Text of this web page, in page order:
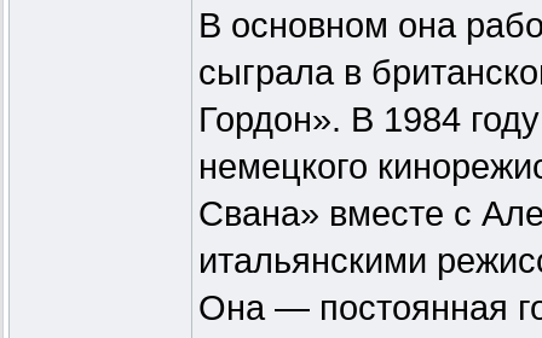
В основном она
сыграла в
Гордон». В 1984
немецкого
Свана» вместе с
итальянскими
Она — постоянная